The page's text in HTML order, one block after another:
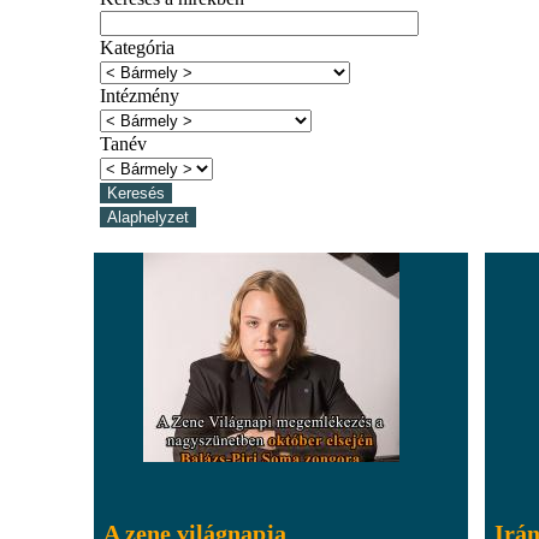
Kategória
Intézmény
Tanév
A zene világnapja